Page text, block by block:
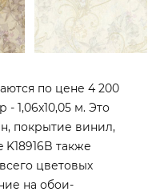
по цене 4 200
1,06x10,05 м. Это
покрытие винил,
также
цветовых
на обои-